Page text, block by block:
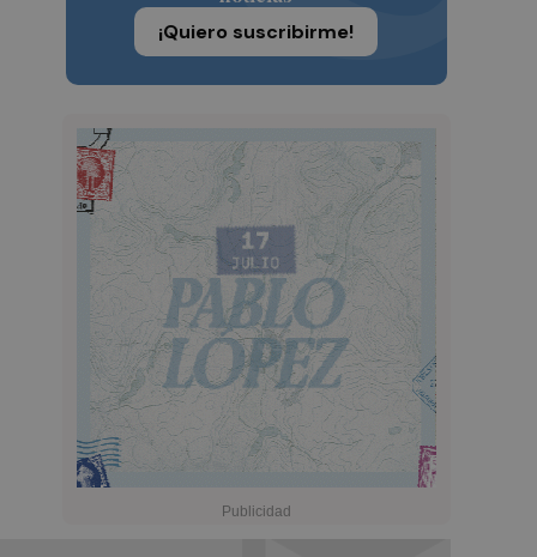
¡Quiero suscribirme!